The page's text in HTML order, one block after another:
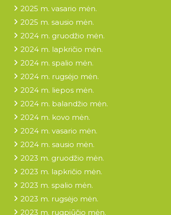
2025 m. vasario mėn.
2025 m. sausio mėn.
2024 m. gruodžio mėn.
2024 m. lapkričio mėn.
2024 m. spalio mėn.
2024 m. rugsėjo mėn.
2024 m. liepos mėn.
2024 m. balandžio mėn.
2024 m. kovo mėn.
2024 m. vasario mėn.
2024 m. sausio mėn.
2023 m. gruodžio mėn.
2023 m. lapkričio mėn.
2023 m. spalio mėn.
2023 m. rugsėjo mėn.
2023 m. rugpjūčio mėn.